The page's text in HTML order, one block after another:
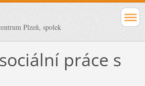
Plzeň, spolek
práce s